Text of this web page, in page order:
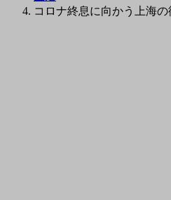
コロナ終息に向かう上海